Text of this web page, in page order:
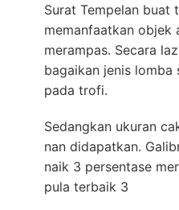
Surat Tempelan buat
memanfaatkan objek
merampas. Secara
bagaikan jenis lomba
pada trofi.
Sedangkan ukuran
nan didapatkan.
naik 3 persentase
pula terbaik 3